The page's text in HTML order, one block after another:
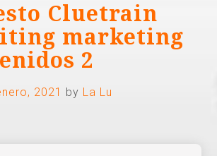
Cluetrain
marketing
2
2021 by La Lu